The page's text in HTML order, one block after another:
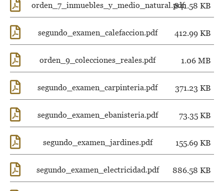
orden_7_inmuebles_y_medio_natural.pdf841.58 KB
segundo_examen_calefaccion.pdf 412.99 KB
orden_9_colecciones_reales.pdf 1.06 MB
segundo_examen_carpinteria.pdf 371.23 KB
segundo_examen_ebanisteria.pdf 73.35 KB
segundo_examen_jardines.pdf 155.69 KB
segundo_examen_electricidad.pdf 886.58 KB